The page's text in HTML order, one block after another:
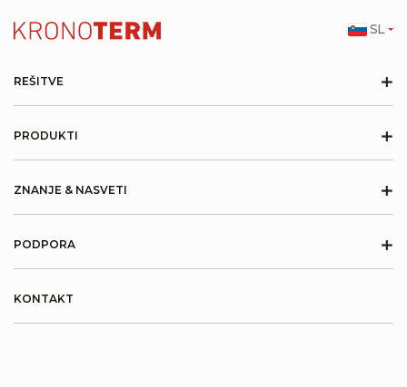
REŠITVE +
PRODUKTI +
ZNANJE & NASVETI +
PODPORA +
KONTAKT
SL